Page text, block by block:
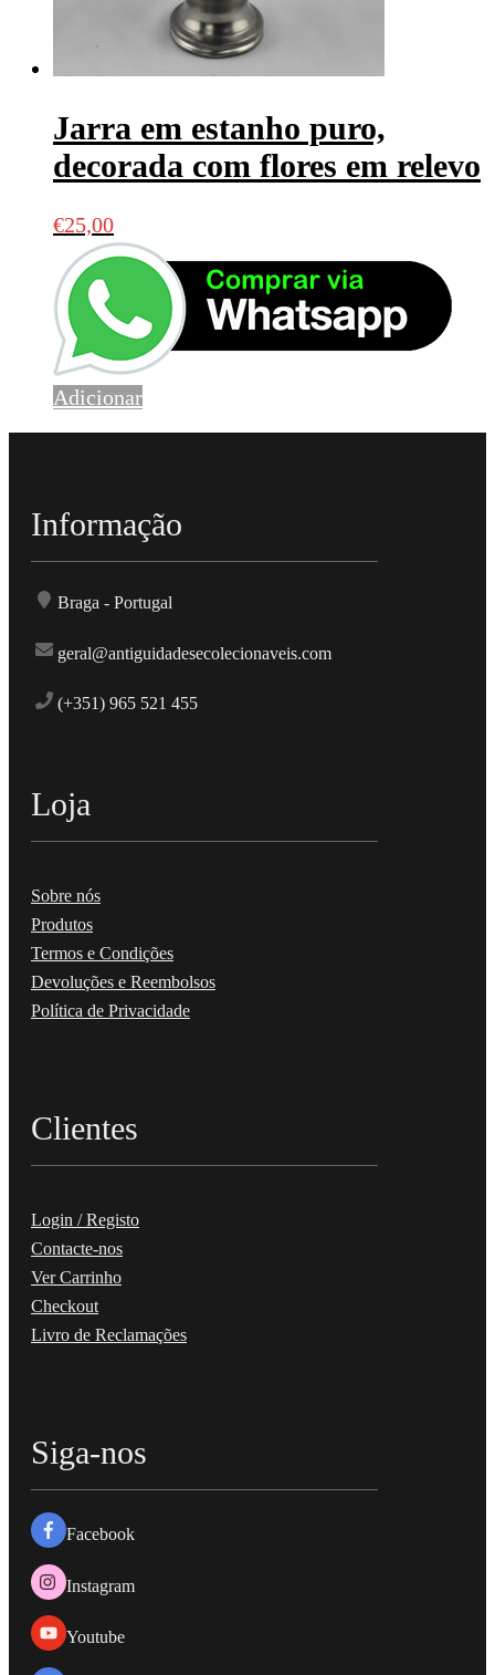
Jarra em estanho puro,
decorada com flores em relevo
€25,00
Adicionar
Informação
Braga - Portugal
geral@antiguidadesecolecionaveis.com
(+351) 965 521 455
Loja
Sobre nós
Produtos
Termos e Condições
Devoluções e Reembolsos
Política de Privacidade
Clientes
Login / Registo
Contacte-nos
Ver Carrinho
Checkout
Livro de Reclamações
Siga-nos
Facebook
Instagram
Youtube